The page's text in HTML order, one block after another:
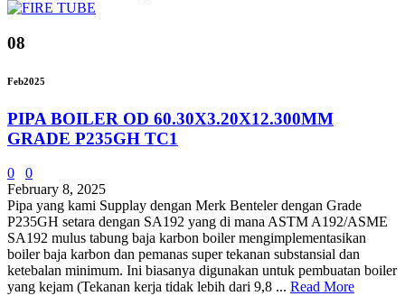
08
Feb2025
PIPA BOILER OD 60.30X3.20X12.300MM
GRADE P235GH TC1
0
0
February 8, 2025
Pipa yang kami Supplay dengan Merk Benteler dengan Grade
P235GH setara dengan SA192 yang di mana ASTM A192/ASME
SA192 mulus tabung baja karbon boiler mengimplementasikan
boiler baja karbon dan pemanas super tekanan substansial dan
ketebalan minimum. Ini biasanya digunakan untuk pembuatan boiler
yang kejam (Tekanan kerja tidak lebih dari 9,8 ... Read More